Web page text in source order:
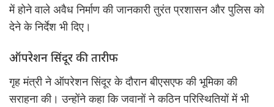
में होने वाले अवैध निर्माण की जानकारी तुरंत प्रशासन और पुलिस को
देने के निर्देश भी दिए।
ऑपरेशन सिंदूर की तारीफ
गृह मंत्री ने ऑपरेशन सिंदूर के दौरान बीएसएफ की भूमिका की
सराहना की। उन्होंने कहा कि जवानों ने कठिन परिस्थितियों में भी